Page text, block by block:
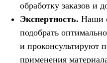
обработку заказов и
Экспертность. Наши
подобрать
и проконсультируют
применения